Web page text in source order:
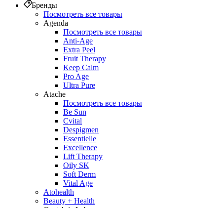
Бренды
Посмотреть все товары
Agenda
Посмотреть все товары
Anti‑Age
Extra Peel
Fruit Therapy
Keep Calm
Pro Age
Ultra Pure
Atache
Посмотреть все товары
Be Sun
Cvital
Despigmen
Essentielle
Excellence
Lift Therapy
Oily SK
Soft Derm
Vital Age
Atohealth
Beauty + Health